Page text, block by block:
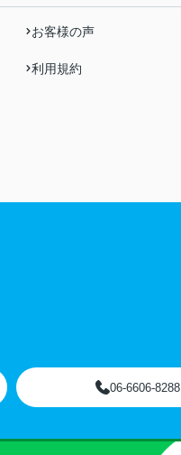
お客様の声
利用規約
06-6606-8288